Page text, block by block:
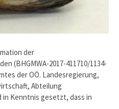
der
(BHGMWA-2017-411710/1134-
der OÖ. Landesregierung,
Abteilung
Kenntnis gesetzt, dass in